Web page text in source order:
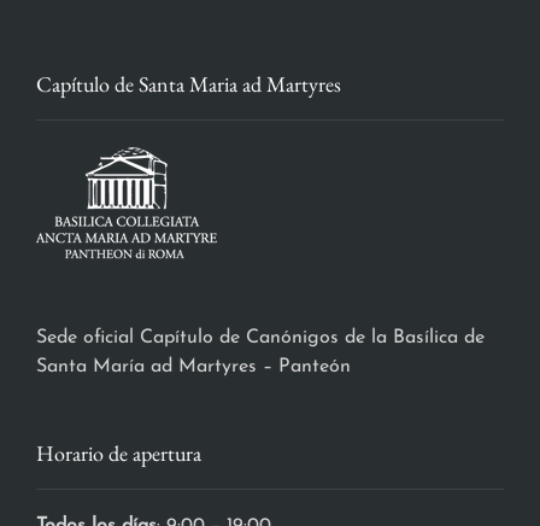
Capítulo de Santa Maria ad Martyres
Sede oficial Capítulo de Canónigos de la Basílica de
Santa María ad Martyres – Panteón
Horario de apertura